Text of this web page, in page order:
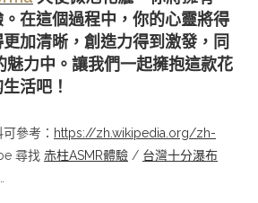
在這個過程中，你的心靈將得
加清晰，創造力得到激發，同
魅力中。讓我們一起擁抱這款花
活吧！
參考： https://zh.wikipedia.org/zh-
尋找 赤柱ASMR體驗 / 台灣十分瀑布
…